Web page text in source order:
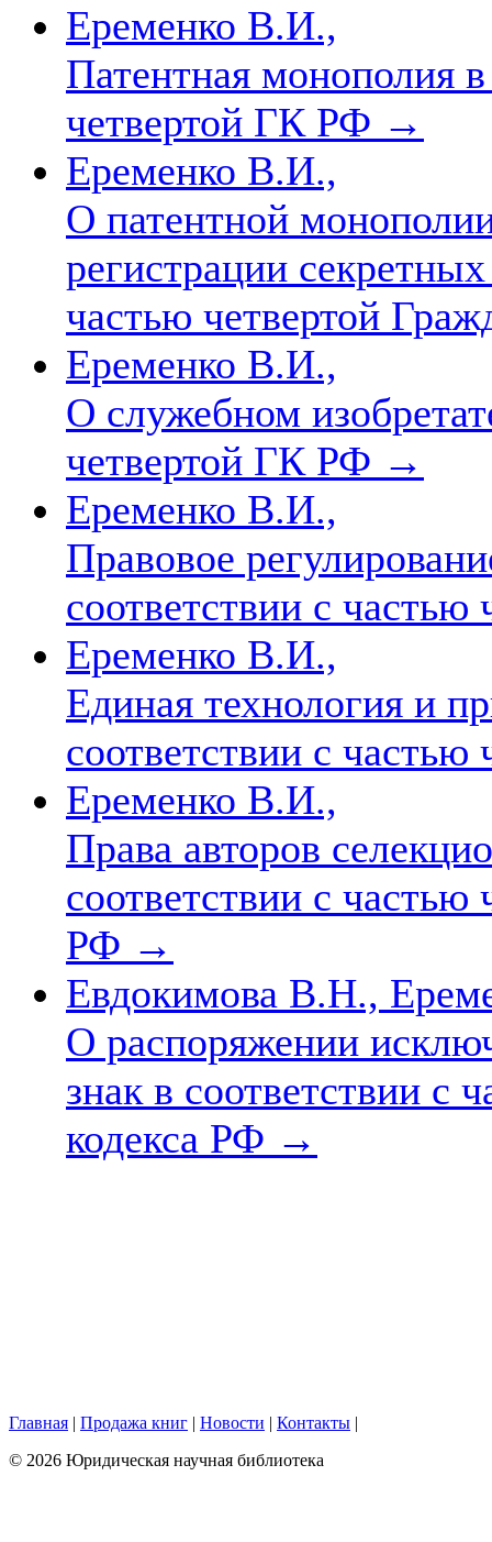
Еременко В.И.,
Патентная монополия
четвертой ГК РФ →
Еременко В.И.,
О патентной
регистрации
частью четвертой
Еременко В.И.,
О служебном
четвертой ГК РФ →
Еременко В.И.,
Правовое
соответствии с
Еременко В.И.,
Единая технология и
соответствии с
Еременко В.И.,
Права авторов
соответствии с частью
РФ →
Евдокимова В.Н.,
О распоряжении
знак в соответствии с
кодекса РФ →
Главная | Продажа книг | Новости | Контакты |
© 2026 Юридическая научная библиотека